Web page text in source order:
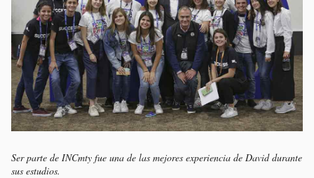
Ser parte de INCmty fue una de las mejores experiencia de David durante
sus estudios.